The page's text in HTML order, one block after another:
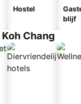
Hostel
blijf
Chang